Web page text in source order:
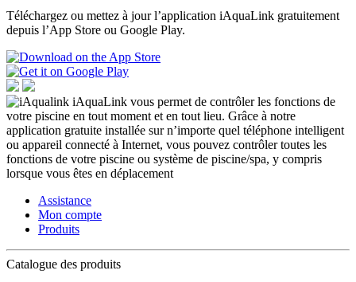
Téléchargez ou mettez à jour l’application iAquaLink gratuitement
depuis l’App Store ou Google Play.
iAquaLink vous permet de contrôler les fonctions de
votre piscine en tout moment et en tout lieu. Grâce à notre
application gratuite installée sur n’importe quel téléphone intelligent
ou appareil connecté à Internet, vous pouvez contrôler toutes les
fonctions de votre piscine ou système de piscine/spa, y compris
lorsque vous êtes en déplacement
Assistance
Mon compte
Produits
Catalogue des produits